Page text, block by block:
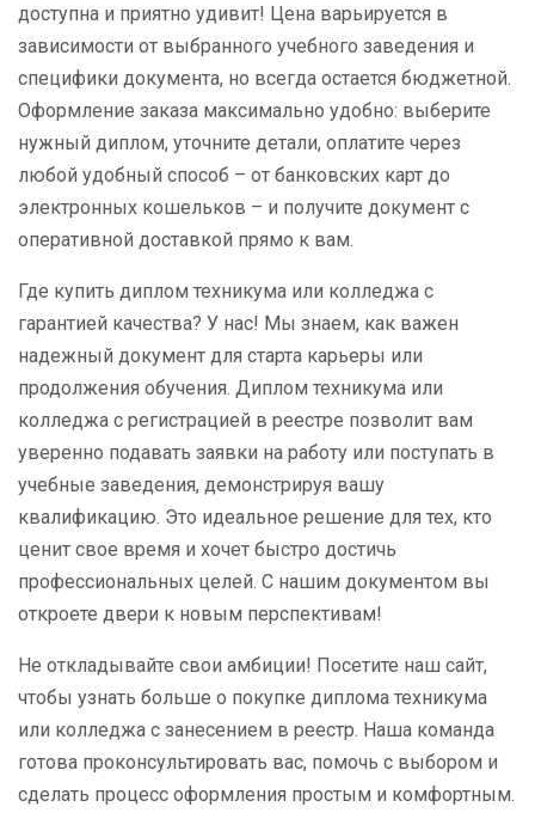
доступна и приятно удивит! Цена варьируется в
зависимости от выбранного учебного заведения и
специфики документа, но всегда остается бюджетной.
Оформление заказа максимально удобно: выберите
нужный диплом, уточните детали, оплатите через
любой удобный способ – от банковских карт до
электронных кошельков – и получите документ с
оперативной доставкой прямо к вам.
Где купить диплом техникума или колледжа с
гарантией качества? У нас! Мы знаем, как важен
надежный документ для старта карьеры или
продолжения обучения. Диплом техникума или
колледжа с регистрацией в реестре позволит вам
уверенно подавать заявки на работу или поступать в
учебные заведения, демонстрируя вашу
квалификацию. Это идеальное решение для тех, кто
ценит свое время и хочет быстро достичь
профессиональных целей. С нашим документом вы
откроете двери к новым перспективам!
Не откладывайте свои амбиции! Посетите наш сайт,
чтобы узнать больше о покупке диплома техникума
или колледжа с занесением в реестр. Наша команда
готова проконсультировать вас, помочь с выбором и
сделать процесс оформления простым и комфортным.